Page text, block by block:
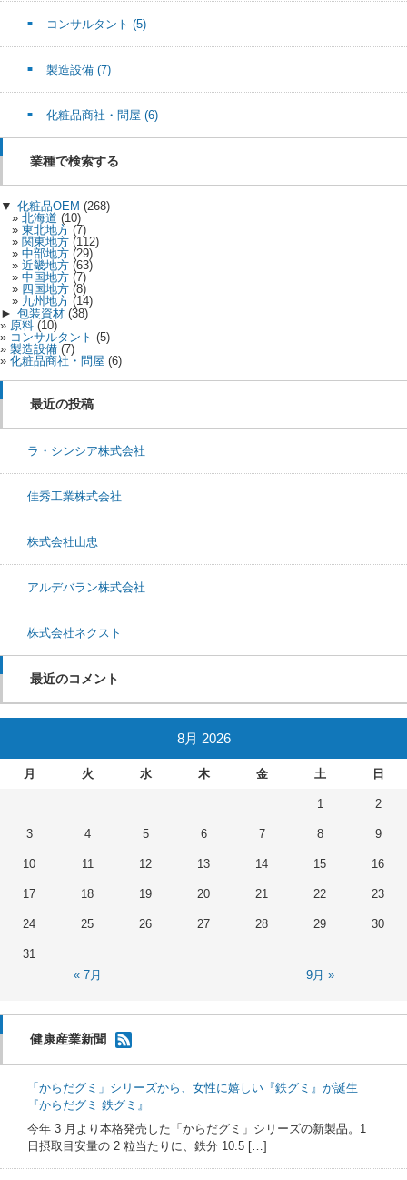
コンサルタント (5)
製造設備 (7)
化粧品商社・問屋 (6)
業種で検索する
▼ 化粧品OEM (268)
北海道 (10)
東北地方 (7)
関東地方 (112)
中部地方 (29)
近畿地方 (63)
中国地方 (7)
四国地方 (8)
九州地方 (14)
► 包装資材 (38)
原料 (10)
コンサルタント (5)
製造設備 (7)
化粧品商社・問屋 (6)
最近の投稿
ラ・シンシア株式会社
佳秀工業株式会社
株式会社山忠
アルデバラン株式会社
株式会社ネクスト
最近のコメント
8月 2026
月 火 水 木 金 土 日
1 2
3 4 5 6 7 8 9
10 11 12 13 14 15 16
17 18 19 20 21 22 23
24 25 26 27 28 29 30
31
« 7月
9月 »
健康産業新聞
「からだグミ」シリーズから、女性に嬉しい『鉄グミ』が誕生
『からだグミ 鉄グミ』
今年 3 月より本格発売した「からだグミ」シリーズの新製品。1
日摂取目安量の 2 粒当たりに、鉄分 10.5 […]